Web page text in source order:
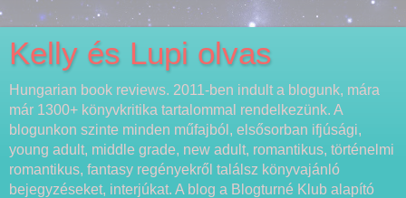
Kelly és Lupi olvas
Hungarian book reviews. 2011-ben indult a blogunk, mára
már 1300+ könyvkritika tartalommal rendelkezünk. A
blogunkon szinte minden műfajból, elsősorban ifjúsági,
young adult, middle grade, new adult, romantikus, történelmi
romantikus, fantasy regényekről találsz könyvajánló
bejegyzéseket, interjúkat. A blog a Blogturné Klub alapító